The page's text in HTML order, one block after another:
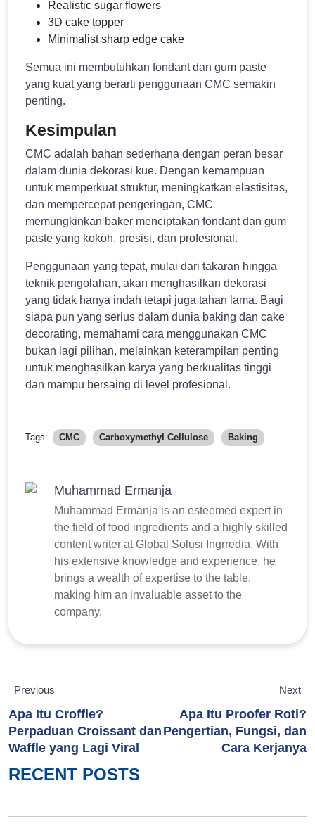
Realistic sugar flowers
3D cake topper
Minimalist sharp edge cake
Semua ini membutuhkan fondant dan gum paste
yang kuat yang berarti penggunaan CMC semakin
penting.
Kesimpulan
CMC adalah bahan sederhana dengan peran besar
dalam dunia dekorasi kue. Dengan kemampuan
untuk memperkuat struktur, meningkatkan elastisitas,
dan mempercepat pengeringan, CMC
memungkinkan baker menciptakan fondant dan gum
paste yang kokoh, presisi, dan profesional.
Penggunaan yang tepat, mulai dari takaran hingga
teknik pengolahan, akan menghasilkan dekorasi
yang tidak hanya indah tetapi juga tahan lama. Bagi
siapa pun yang serius dalam dunia baking dan cake
decorating, memahami cara menggunakan CMC
bukan lagi pilihan, melainkan keterampilan penting
untuk menghasilkan karya yang berkualitas tinggi
dan mampu bersaing di level profesional.
Tags: CMC Carboxymethyl Cellulose Baking
Muhammad Ermanja
Muhammad Ermanja is an esteemed expert in
the field of food ingredients and a highly skilled
content writer at Global Solusi Ingrredia. With
his extensive knowledge and experience, he
brings a wealth of expertise to the table,
making him an invaluable asset to the
company.
Previous
Apa Itu Croffle?
Perpaduan Croissant dan
Waffle yang Lagi Viral
Next
Apa Itu Proofer Roti?
Pengertian, Fungsi, dan
Cara Kerjanya
RECENT POSTS